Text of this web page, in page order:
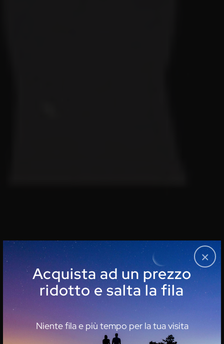
Acquista ad un prezzo
ridotto e salta la fila
Niente fila e più tempo per la tua visita
×